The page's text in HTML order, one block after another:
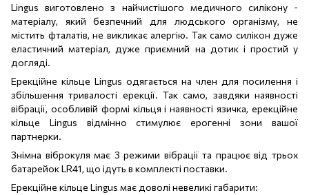
Lingus виготовлено з найчистішого медичного силікону -
матеріалу, який безпечний для людського організму, не
містить фталатів, не викликає алергію. Так само силікон дуже
еластичний матеріал, дуже приємний на дотик і простий у
догляді.
Ерекційне кільце Lingus одягається на член для посилення і
збільшення тривалості ерекції. Так само, завдяки наявності
вібрації, особливій формі кільця і ​​наявності язичка, ерекційне
кільце Lingus відмінно стимулює ерогенні зони вашої
партнерки.
Знімна віброкуля має 3 режими вібрації та працює від трьох
батарейок LR41, що ідуть в комплекті поставки.
Ерекційне кільце Lingus має доволі невеликі габарити: